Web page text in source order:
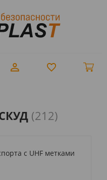
(212)
с UHF метками